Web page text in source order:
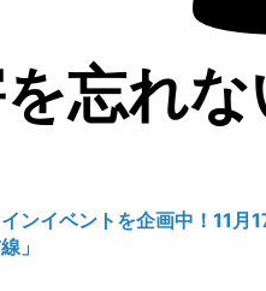
忘れ
ンイベントを企画中！11
」